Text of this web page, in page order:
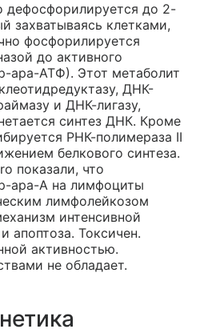
дефосфорилируется до 2-
захватываясь клетками,
фосфорилируется
до активного
ара-АТФ). Этот метаболит
ДНК-
и ДНК-лигазу,
синтез ДНК. Кроме
РНК-полимераза II
белкового синтеза.
показали, что
ара-А на лимфоциты
лимфолейкозом
интенсивной
апоптоза. Токсичен.
активностью.
не обладает.